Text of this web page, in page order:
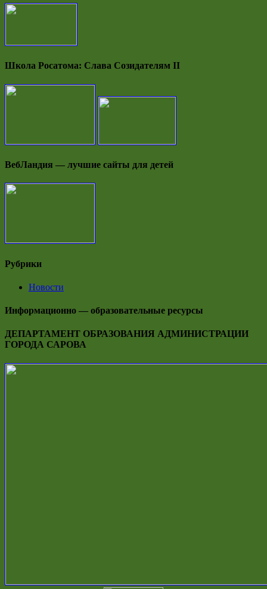
Школа Росатома: Слава Созидателям II
ВебЛандия — лучшие сайты для детей
Рубрики
Новости
Информационно — образовательные ресурсы
ДЕПАРТАМЕНТ ОБРАЗОВАНИЯ АДМИНИСТРАЦИИ
ГОРОДА САРОВА